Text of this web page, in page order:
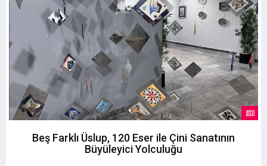
Beş Farklı Üslup, 120 Eser ile Çini Sanatının
Büyüleyici Yolculuğu